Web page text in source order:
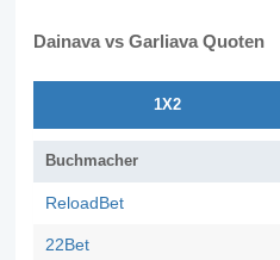
Dainava vs Garliava Quoten
1X2
Buchmacher
ReloadBet
22Bet